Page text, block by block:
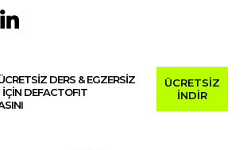
DERS & EGZERSİZ
İÇİN DEFACTOFIT
ÜCRETSİZ
İNDİR